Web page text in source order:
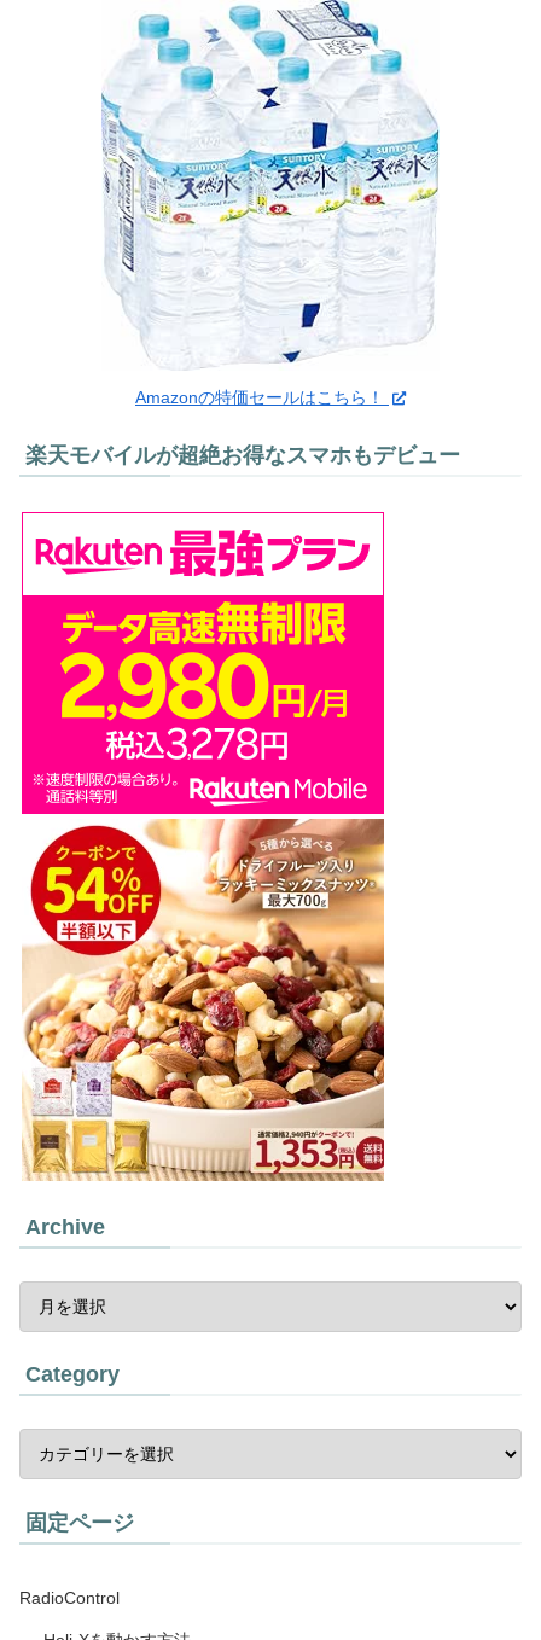
Amazonの特価セールはこちら！
楽天モバイルが超絶お得なスマホもデビュー
Archive
Category
固定ページ
RadioControl